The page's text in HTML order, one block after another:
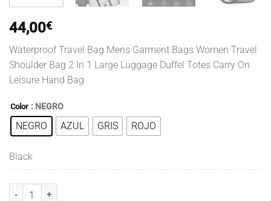
44,00€
Waterproof Travel Bag Mens Garment Bags Women Travel
Shoulder Bag 2 In 1 Large Luggage Duffel Totes Carry On
Leisure Hand Bag
Color : NEGRO
NEGRO AZUL GRIS ROJO
Black
Bolsa de viaje impermeable para hombre, bolsas de ropa, bolso